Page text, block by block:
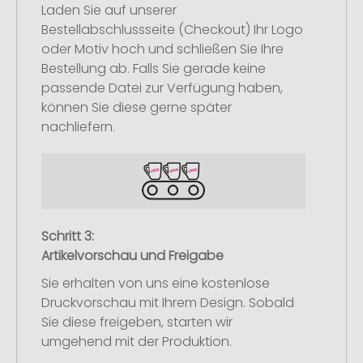
Laden Sie auf unserer
Bestellabschlussseite (Checkout) Ihr Logo
oder Motiv hoch und schließen Sie Ihre
Bestellung ab. Falls Sie gerade keine
passende Datei zur Verfügung haben,
können Sie diese gerne später
nachliefern.
Schritt 3:
Artikelvorschau und Freigabe
Sie erhalten von uns eine kostenlose
Druckvorschau mit Ihrem Design. Sobald
Sie diese freigeben, starten wir
umgehend mit der Produktion.